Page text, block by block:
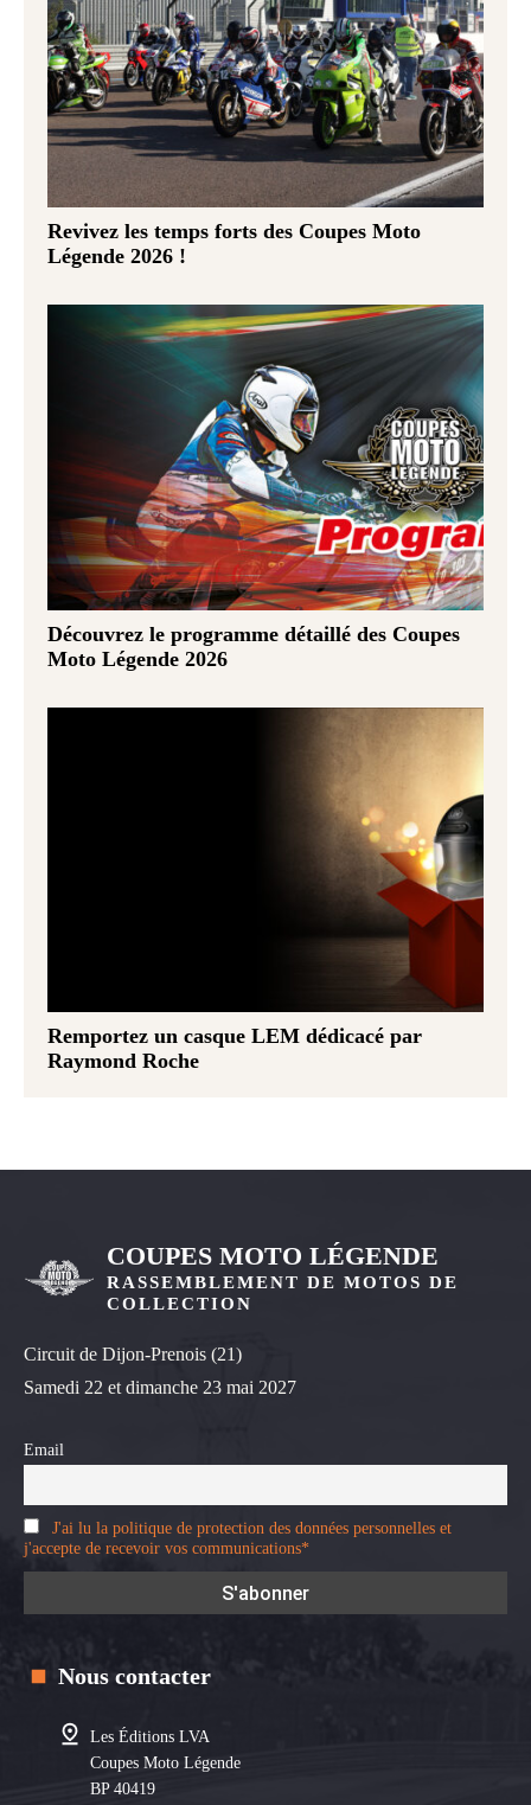
Revivez les temps forts des Coupes Moto
Légende 2026 !
Découvrez le programme détaillé des Coupes
Moto Légende 2026
Remportez un casque LEM dédicacé par
Raymond Roche
COUPES MOTO LÉGENDE
RASSEMBLEMENT DE MOTOS DE
COLLECTION
Circuit de Dijon-Prenois (21)
Samedi 22 et dimanche 23 mai 2027
Email
J'ai lu la politique de protection des données personnelles et
j'accepte de recevoir vos communications*
Nous contacter
Les Éditions LVA
Coupes Moto Légende
BP 40419